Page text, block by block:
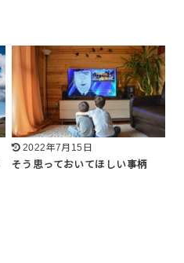
2022年7月15日
そう思っておいてほしい事柄